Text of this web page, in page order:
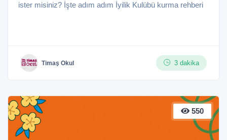
ister misiniz? İşte adım adım İyilik Kulübü kurma rehberi
Timaş Okul 3 dakika
550